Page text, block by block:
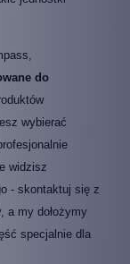
do
wybierać
widzisz
- skontaktuj się z
a my dołożymy
specjalnie dla